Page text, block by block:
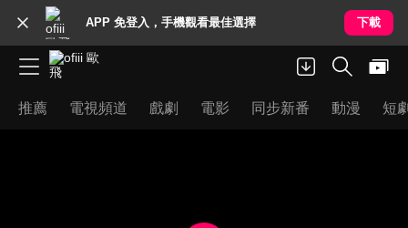
APP 免登入，手機觀看最佳選擇 下載
推薦 電視頻道 戲劇 電影 同步新番 動漫 短